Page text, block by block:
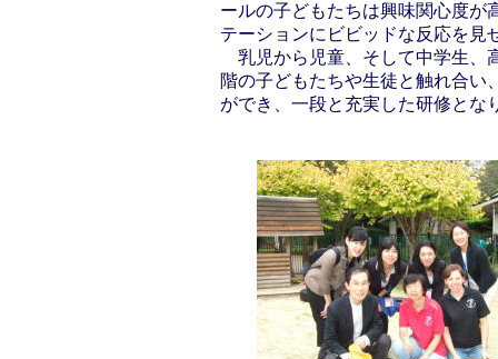
ールの子どもたちは興味関心度が
テーションにビビッドな反応を見
乳児から児童、そして中学生、
階の子どもたちや生徒と触れ合い
ができ、一段と充実した研修とな